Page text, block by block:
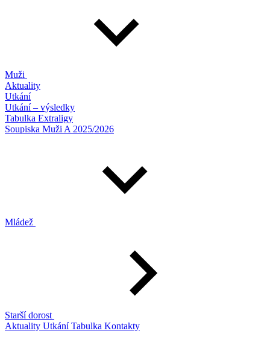
Muži
Aktuality
Utkání
Utkání – výsledky
Tabulka Extraligy
Soupiska Muži A 2025/2026
Mládež
Starší dorost
Aktuality UtkáníTabulka Kontakty